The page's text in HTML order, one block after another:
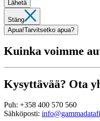
Lähetä
Stäng
Apua!Tarvitsetko apua?
Kuinka voimme
Kysyttävää? Ota
Puh: +358 400 570 560
Sähköposti: